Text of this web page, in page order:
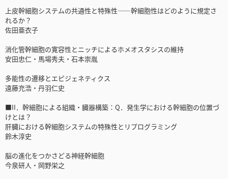
上皮幹細胞システムの共通性と特殊性――幹細胞性はどのように規定さ
れるか？
佐田亜衣子
消化管幹細胞の寛容性とニッチによるホメオスタシスの維持
安田忠仁・馬場秀夫・石本崇胤
多能性の遷移とエピジェネティクス
遠藤充浩・丹羽仁史
■II．幹細胞による組織・臓器構築：Q．発生学における幹細胞の位置づ
けとは？
肝臓における幹細胞システムの特殊性とリプログラミング
鈴木淳史
脳の進化をつかさどる神経幹細胞
今泉研人・岡野栄之